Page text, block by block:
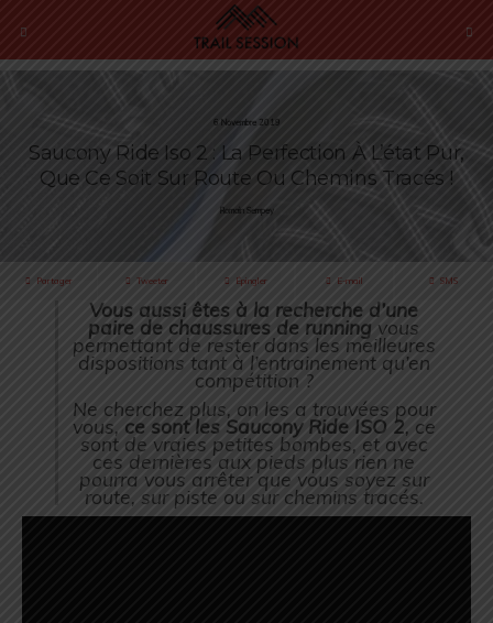
6 Novembre 2019
Saucony Ride Iso 2 : La Perfection À L’état Pur,
Que Ce Soit Sur Route Ou Chemins Tracés !
Romain Sempey
Partager Tweeter Épingler E-mail SMS
Vous aussi êtes à la recherche d’une
paire de chaussures de running vous
permettant de rester dans les meilleures
dispositions tant à l’entrainement qu’en
compétition ?
Ne cherchez plus, on les a trouvées pour
vous, ce sont les Saucony Ride ISO 2, ce
sont de vraies petites bombes, et avec
ces dernières aux pieds plus rien ne
pourra vous arrêter que vous soyez sur
route, sur piste ou sur chemins tracés.